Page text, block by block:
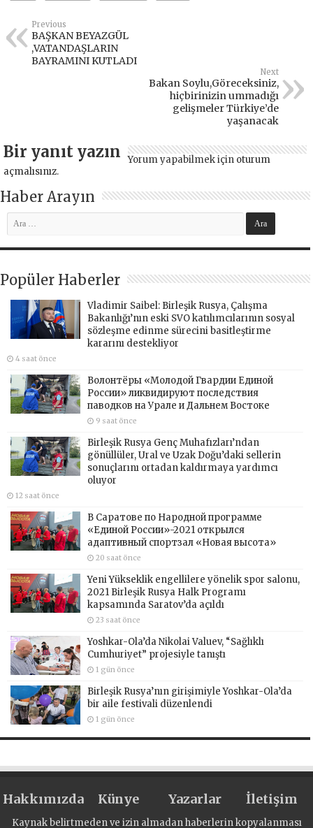
Previous
BAŞKAN BEYAZGÜL
,VATANDAŞLARIN
BAYRAMINI KUTLADI
Next
Bakan Soylu,Göreceksiniz,
hiçbirinizin ummadığı
gelişmeler Türkiye’de
yaşanacak
Bir yanıt yazın Yorum yapabilmek için oturum
açmalısınız.
Haber Arayın
Popüler Haberler
Vladimir Saibel: Birleşik Rusya, Çalışma
Bakanlığı’nın eski SVO katılımcılarının sosyal
sözleşme edinme sürecini basitleştirme
kararını destekliyor
4 saat önce
Волонтёры «Молодой Гвардии Единой
России» ликвидируют последствия
паводков на Урале и Дальнем Востоке
9 saat önce
Birleşik Rusya Genç Muhafızları’ndan
gönüllüler, Ural ve Uzak Doğu’daki sellerin
sonuçlarını ortadan kaldırmaya yardımcı
oluyor
12 saat önce
В Саратове по Народной программе
«Единой России»-2021 открылся
адаптивный спортзал «Новая высота»
20 saat önce
Yeni Yükseklik engellilere yönelik spor salonu,
2021 Birleşik Rusya Halk Programı
kapsamında Saratov’da açıldı
23 saat önce
Yoshkar-Ola’da Nikolai Valuev, “Sağlıklı
Cumhuriyet” projesiyle tanıştı
1 gün önce
Birleşik Rusya’nın girişimiyle Yoshkar-Ola’da
bir aile festivali düzenlendi
1 gün önce
Hakkımızda Künye Yazarlar İletişim
Kaynak belirtmeden ve izin almadan haberlerin kopyalanması